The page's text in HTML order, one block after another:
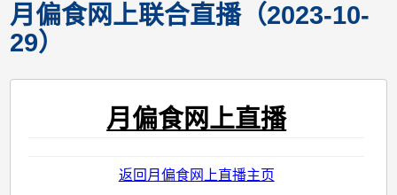
月偏食网上联合直播（2023-10-
29）
月偏食网上直播
返回月偏食网上直播主页